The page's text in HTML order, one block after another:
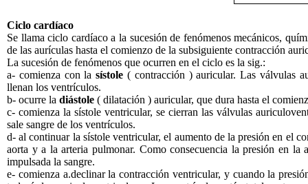
Ciclo cardíaco
Se llama ciclo cardíaco a la sucesión de fenómenos mecánicos,
de las aurículas hasta el comienzo de la subsiguiente contracción
La sucesión de fenómenos que ocurren en el ciclo es la sig.:
a- comienza con lasístole ( contracción ) auricular. Las válvulas
llenan los ventrículos.
b- ocurre la diástole ( dilatación ) auricular, que dura hasta el
c- comienza la sístole ventricular, se cierran las válvulas
sale sangre de los ventrículos.
d- al continuar la sístole ventricular, el aumento de la presión en el
aorta y a la arteria pulmonar. Como consecuencia la presión en
impulsada la sangre.
e- comienza a.declinar la contracción ventricular, y cuando la